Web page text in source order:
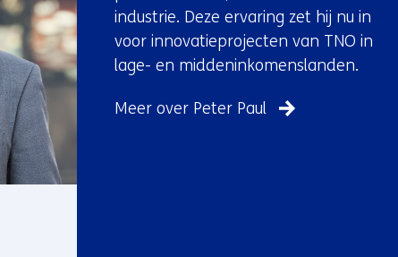
ons
op)
industrie. Deze ervaring zet hij nu in
voor innovatieprojecten van TNO in
lage- en middeninkomenslanden.
Meer over Peter Paul